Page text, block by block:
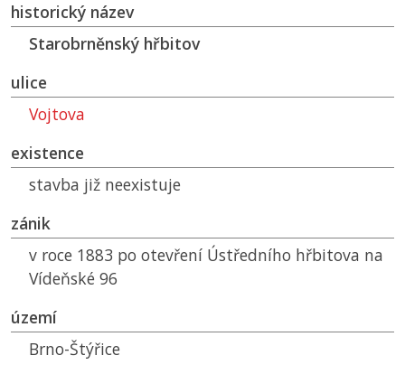
historický název
Starobrněnský hřbitov
ulice
Vojtova
existence
stavba již neexistuje
zánik
v roce 1883 po otevření Ústředního hřbitova na
Vídeňské 96
území
Brno-Štýřice